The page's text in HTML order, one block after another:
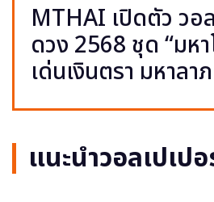
MTHAI เปิดตัว วอ
ดวง 2568 ชุด “มห
เด่นเงินตรา มหาลาภ
แนะนำวอลเปเป